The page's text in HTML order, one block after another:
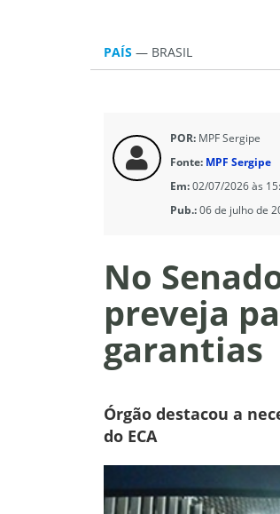
PAÍS — BRASIL
POR: MPF Sergipe
Fonte: MPF Sergipe
Em:02/07/2026 às
Pub.:06 de julho de
No
preveja
garantias
Órgão destacou a
do ECA